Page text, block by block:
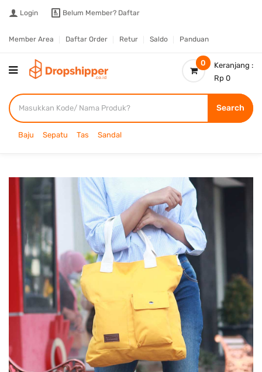
Login Belum Member? Daftar
Member Area Daftar Order Retur Saldo Panduan
0
Keranjang :
Rp 0
Search
Baju Sepatu Tas Sandal